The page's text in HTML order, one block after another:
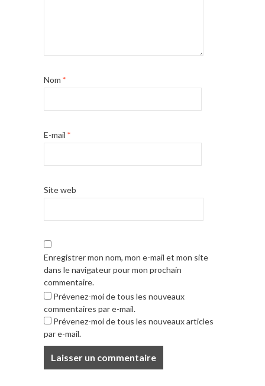
Nom *
E-mail *
Site web
Enregistrer mon nom, mon e-mail et mon site
dans le navigateur pour mon prochain
commentaire.
Prévenez-moi de tous les nouveaux
commentaires par e-mail.
Prévenez-moi de tous les nouveaux articles
par e-mail.